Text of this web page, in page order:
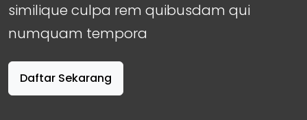
similique culpa rem quibusdam qui
numquam tempora
Daftar Sekarang